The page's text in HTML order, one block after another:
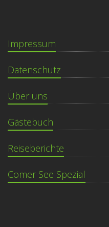
Impressum
Datenschutz
Über uns
Gästebuch
Reiseberichte
Comer See Spezial